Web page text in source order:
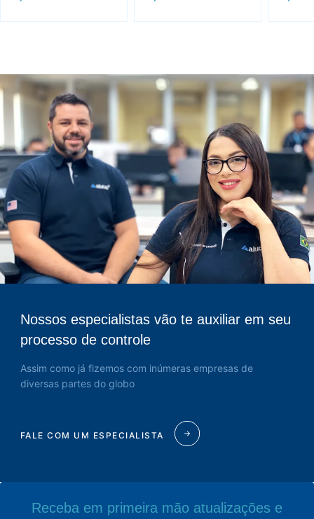
Nossos especialistas vão te auxiliar em seu
processo de controle
Assim como já fizemos com inúmeras empresas de
diversas partes do globo
FALE COM UM ESPECIALISTA
Receba em primeira mão atualizações e